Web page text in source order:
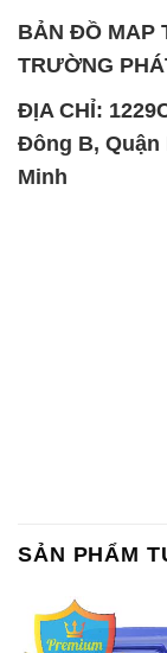
BẢN ĐỒ MAP
TRƯỜNG
ĐỊA CHỈ:
Đông B, Quận
Minh
SẢN PHẨM